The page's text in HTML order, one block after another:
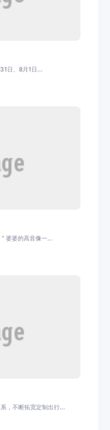
日、8月1日...
婆婆的高音像一...
，不断拓宽定制出行...